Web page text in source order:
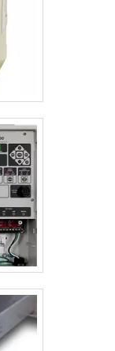
em
retenção de
uma maior
investir
e em
a sua
W-TECH é
segmento
o